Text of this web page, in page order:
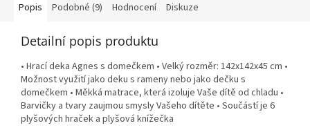
Popis Podobné (9) Hodnocení Diskuze
Detailní popis produktu
• Hrací deka Agnes s domečkem • Velký rozměr: 142x142x45 cm •
Možnost využití jako deku s rameny nebo jako dečku s
domečkem • Měkká matrace, která izoluje Vaše dítě od chladu •
Barvičky a tvary zaujmou smysly Vašeho dítěte • Součástí je 6
plyšových hraček a plyšová knížečka